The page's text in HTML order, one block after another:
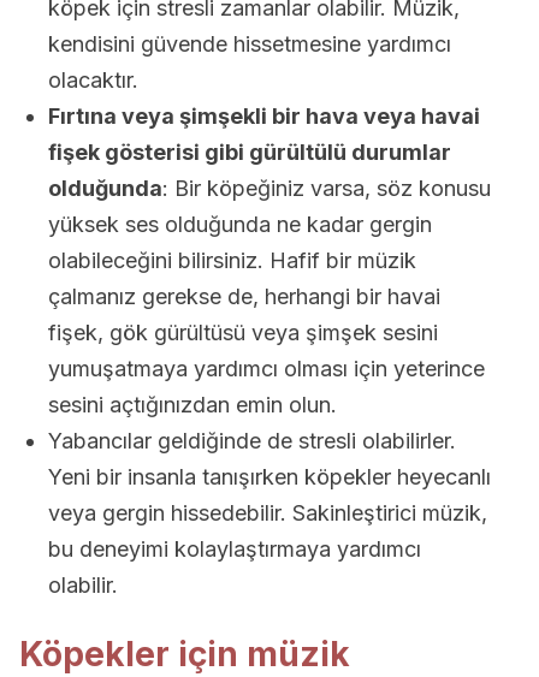
köpek için stresli zamanlar olabilir. Müzik,
kendisini güvende hissetmesine yardımcı
olacaktır.
Fırtına veya şimşekli bir hava veya havai
fişek gösterisi gibi gürültülü durumlar
olduğunda: Bir köpeğiniz varsa, söz konusu
yüksek ses olduğunda ne kadar gergin
olabileceğini bilirsiniz. Hafif bir müzik
çalmanız gerekse de, herhangi bir havai
fişek, gök gürültüsü veya şimşek sesini
yumuşatmaya yardımcı olması için yeterince
sesini açtığınızdan emin olun.
Yabancılar geldiğinde de stresli olabilirler.
Yeni bir insanla tanışırken köpekler heyecanlı
veya gergin hissedebilir. Sakinleştirici müzik,
bu deneyimi kolaylaştırmaya yardımcı
olabilir.
Köpekler için müzik